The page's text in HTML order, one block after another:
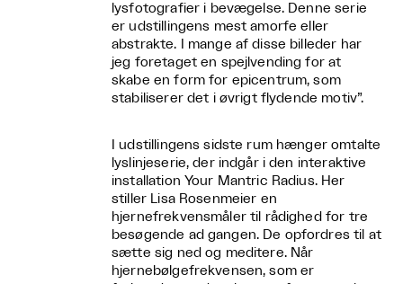
lysfotografier i bevægelse. Denne serie
er udstillingens mest amorfe eller
abstrakte. I mange af disse billeder har
jeg foretaget en spejlvending for at
skabe en form for epicentrum, som
stabiliserer det i øvrigt flydende motiv”.
I udstillingens sidste rum hænger omtalte
lyslinjeserie, der indgår i den interaktive
installation Your Mantric Radius. Her
stiller Lisa Rosenmeier en
hjernefrekvensmåler til rådighed for tre
besøgende ad gangen. De opfordres til at
sætte sig ned og meditere. Når
hjernebølgefrekvensen, som er